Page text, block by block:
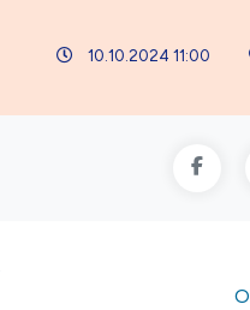
10.10.2024 11:00